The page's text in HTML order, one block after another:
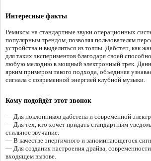
Интересные факты
Ремиксы на стандартные звуки операционных
популярным трендом, позволяя пользователям
устройства и выделиться из толпы. Дабстеп, как
для таких экспериментов благодаря своей
любую мелодию в мощный электронный трек.
ярким примером такого подхода, объединяя
сигнала с современной энергией клубной музыки.
Кому подойдёт этот звонок
— Для поклонников дабстепа и современной
— Для тех, кто хочет придать стандартным
стильное звучание.
— В качестве энергичного и запоминающегося
— Для создания настроения драйва,
входящем вызове.